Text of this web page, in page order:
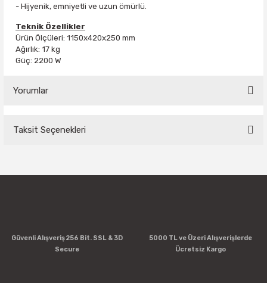
- Hijyenik, emniyetli ve uzun ömürlü.
Teknik Özellikler
Ürün Ölçüleri: 1150x420x250 mm
Ağırlık: 17 kg
Güç: 2200 W
Yorumlar
Yorum Yaz
Taksit Seçenekleri
Güvenli Alışveriş 256 Bit. SSL & 3D
Secure
5000 TL ve Üzeri Alışverişlerde
Ücretsiz Kargo